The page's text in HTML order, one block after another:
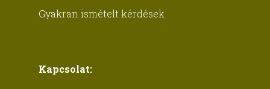
Gyakran ismételt kérdések
Kapcsolat: